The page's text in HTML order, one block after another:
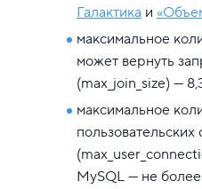
Галактика и
максимальное
может вернуть
(max_join_size) —
максимальное
MySQL — не